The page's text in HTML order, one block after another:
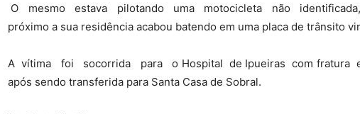
O mesmo estava pilotando uma motocicleta não identificada,
próximo a sua residência acabou batendo em uma placa de trânsito
A vítima foi socorrida para o Hospital de Ipueiras com fratura
após sendo transferida para Santa Casa de Sobral.